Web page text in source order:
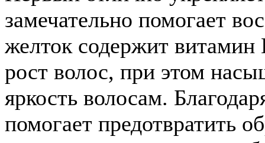
замечательно помогает
желток содержит витамин
рост волос, при этом
яркость волосам.
помогает предотвратить